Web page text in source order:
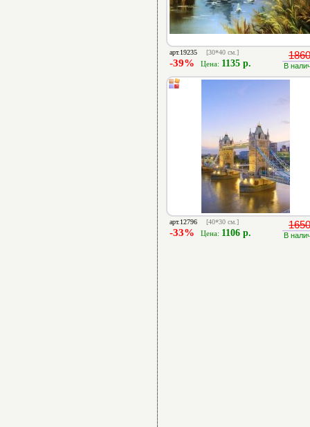
арт.19235 [30*40 см.]
-39% Цена: 1135 р. В
арт.12796 [40*30 см.]
-33% Цена: 1106 р. В